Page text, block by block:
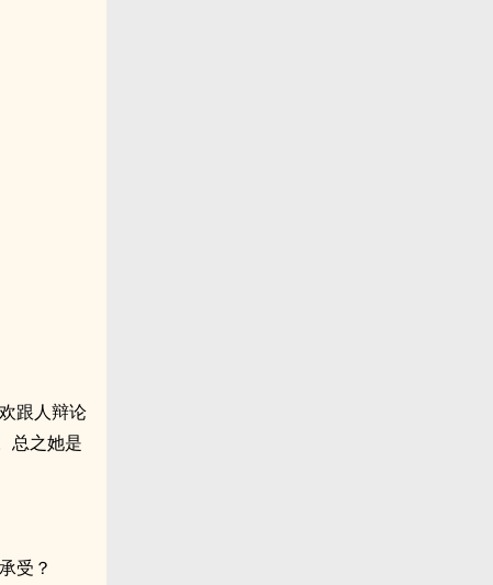
跟人辩论
总之她是
受？